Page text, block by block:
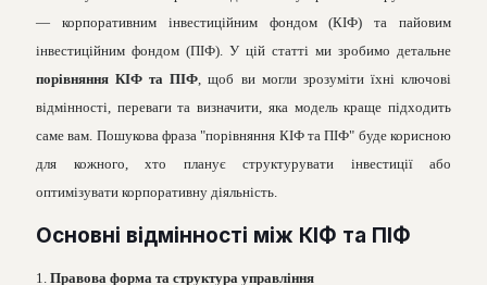
— корпоративним інвестиційним фондом (КІФ) та пайовим
інвестиційним фондом (ПІФ). У цій статті ми зробимо детальне
порівняння КІФ та ПІФ, щоб ви могли зрозуміти їхні ключові
відмінності, переваги та визначити, яка модель краще підходить
саме вам. Пошукова фраза "порівняння КІФ та ПІФ" буде корисною
для кожного, хто планує структурувати інвестиції або
оптимізувати корпоративну діяльність.
Основні відмінності між КІФ та ПІФ
1. Правова форма та структура управління